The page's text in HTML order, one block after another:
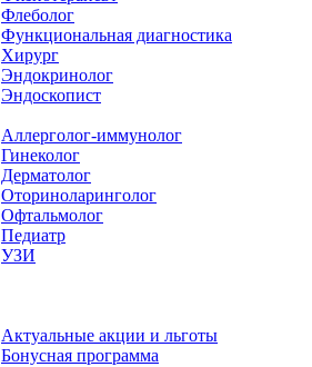
Флеболог
Функциональная диагностика
Хирург
Эндокринолог
Эндоскопист
Аллерголог-иммунолог
Гинеколог
Дерматолог
Оториноларинголог
Офтальмолог
Педиатр
УЗИ
Актуальные акции и льготы
Бонусная программа